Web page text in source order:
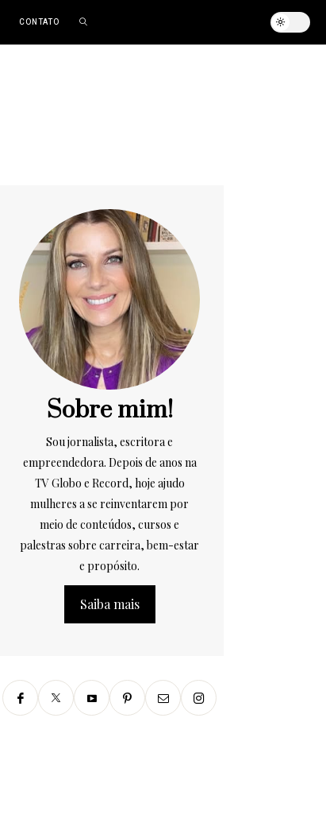
CONTATO
Sobre mim!
Sou jornalista, escritora e
empreendedora. Depois de anos na
TV Globo e Record, hoje ajudo
mulheres a se reinventarem por
meio de conteúdos, cursos e
palestras sobre carreira, bem-estar
e propósito.
Saiba mais